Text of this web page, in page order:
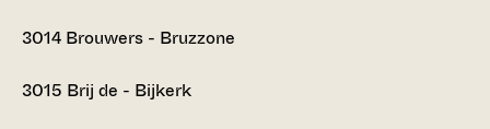
3014 Brouwers - Bruzzone
3015 Brij de - Bijkerk